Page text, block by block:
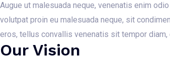
Augue ut malesuada neque, venenatis enim
volutpat proin eu malesuada neque, sit
eros, tellus convallis venenatis sit tempor diam,
Our Vision